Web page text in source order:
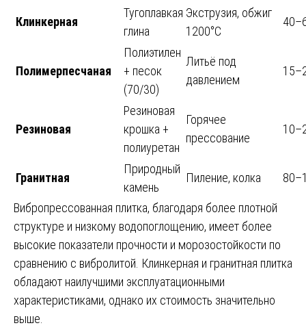
Клинкерная
Тугоплавкая
глина
Экструзия, обжиг
1200°C
Полимерпесчаная
Полиэтилен
+ песок
(70/30)
Литьё под
давлением
Резиновая
Резиновая
крошка +
полиуретан
Горячее
прессование
Гранитная
Природный
камень
Пиление, колка
Вибропрессованная плитка, благодаря более плотной
структуре и низкому водопоглощению, имеет более
высокие показатели прочности и морозостойкости по
сравнению с вибролитой. Клинкерная и гранитная плитка
обладают наилучшими эксплуатационными
характеристиками, однако их стоимость значительно
выше.